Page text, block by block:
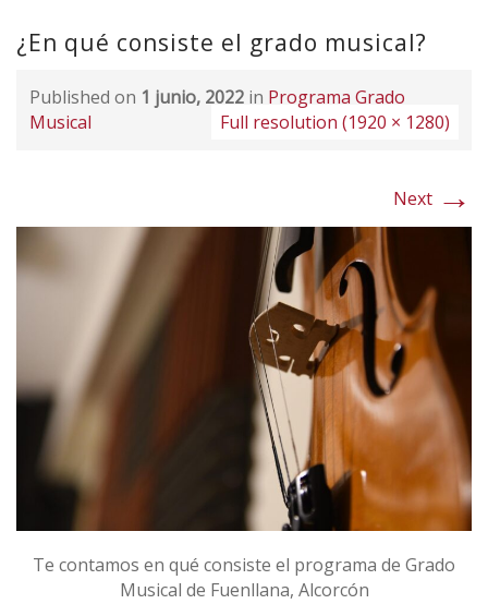
¿En qué consiste el grado musical?
Published on 1 junio, 2022 in Programa Grado
Musical
Full resolution (1920 × 1280)
Next →
Te contamos en qué consiste el programa de Grado
Musical de Fuenllana, Alcorcón